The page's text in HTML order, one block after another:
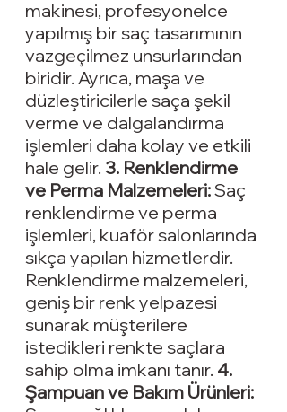
makinesi, profesyonelce
yapılmış bir saç tasarımının
vazgeçilmez unsurlarından
biridir. Ayrıca, maşa ve
düzleştiricilerle saça şekil
verme ve dalgalandırma
işlemleri daha kolay ve etkili
hale gelir. 3. Renklendirme
ve Perma Malzemeleri: Saç
renklendirme ve perma
işlemleri, kuaför salonlarında
sıkça yapılan hizmetlerdir.
Renklendirme malzemeleri,
geniş bir renk yelpazesi
sunarak müşterilere
istedikleri renkte saçlara
sahip olma imkanı tanır. 4.
Şampuan ve Bakım Ürünleri: